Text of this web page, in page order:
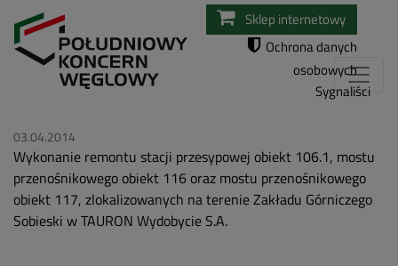
Przejdź
do
Sklep internetowy
Ochrona danych
osobowych
Sygnaliści
03.04.2014
Wykonanie remontu stacji przesypowej obiekt 106.1, mostu
przenośnikowego obiekt 116 oraz mostu przenośnikowego
obiekt 117, zlokalizowanych na terenie Zakładu Górniczego
Sobieski w TAURON Wydobycie S.A.